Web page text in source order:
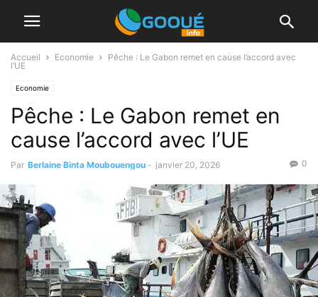
Accueil Economie
Pêche : Le Gabon remet en cause l’accord avec
l’UE
Economie
Pêche : Le Gabon remet en
cause l’accord avec l’UE
Par Berlaine Binta Moubouengou - janvier 20, 2026 0